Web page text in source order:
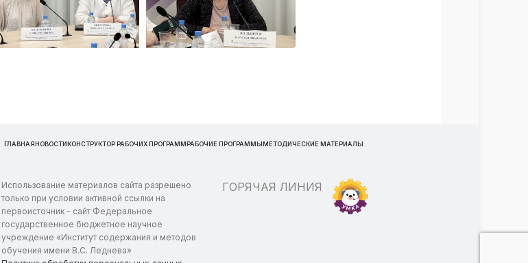
ГЛАВНАЯ НОВОСТИ КОНСТРУКТОР РАБОЧИХ ПРОГРАММ РАБОЧИЕ ПРОГРАММЫ МЕТОДИЧЕСКИЕ МАТЕРИАЛЫ
Использование материалов сайта разрешено
только при условии активной ссылки на
первоисточник - сайт Федеральное
государственное бюджетное научное
учреждение «Институт содержания и методов
обучения имени В.С. Леднева»
ГОРЯЧАЯ ЛИНИЯ